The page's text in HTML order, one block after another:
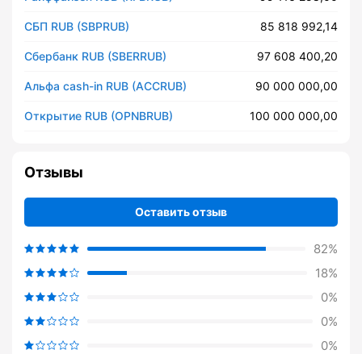
СБП RUB (SBPRUB) 85 818 992,14
Сбербанк RUB (SBERRUB) 97 608 400,20
Альфа cash-in RUB (ACCRUB) 90 000 000,00
Открытие RUB (OPNBRUB) 100 000 000,00
Отзывы
Оставить отзыв
82%
18%
0%
0%
0%